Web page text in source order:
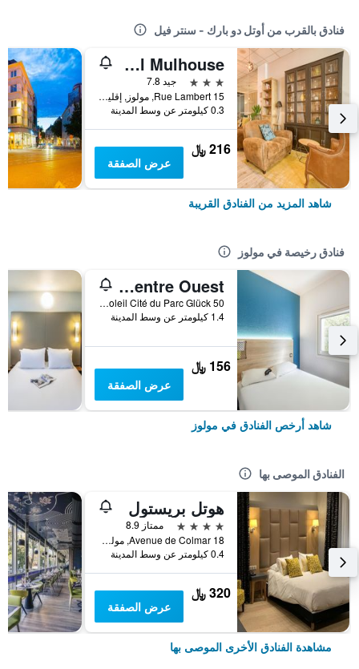
فنادق بالقرب من أوتل دو بارك - سنتر فيل
La Maison Hotel Mulhouse
3 نجوم
جيد 7.8
15 Rue Lambert, مولوز, إقليم الراين الأعلى, فرنسا
0.3 كيلومتر عن وسط المدينة
216 ﷼
عرض الصفقة
شاهد المزيد من الفنادق القريبة
فنادق رخيصة في مولوز
Hotelf1 Mulhouse Centre Ouest
50 Rue du Soleil Cité du Parc Glück, مولوز, إقليم الراين الأعلى, فرنسا
1.4 كيلومتر عن وسط المدينة
156 ﷼
عرض الصفقة
شاهد أرخص الفنادق في مولوز
الفنادق الموصى بها
هوتل بريستول
4 نجوم
ممتاز 8.9
18 Avenue de Colmar, مولوز, إقليم الراين الأعلى, فرنسا
0.4 كيلومتر عن وسط المدينة
320 ﷼
عرض الصفقة
مشاهدة الفنادق الأخرى الموصى بها